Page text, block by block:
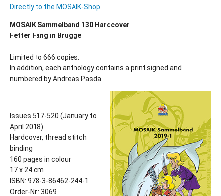
Directly to the MOSAIK-Shop.
MOSAIK Sammelband 130 Hardcover
Fetter Fang in Brügge
Limited to 666 copies.
In addition, each anthology contains a print signed and
numbered by Andreas Pasda.
Issues 517-520 (January to
April 2018)
Hardcover, thread stitch
binding
160 pages in colour
17 x 24 cm
ISBN: 978-3-86462-244-1
Order-Nr.: 3069